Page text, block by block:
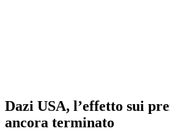
Dazi USA, l’effetto sui
ancora terminato